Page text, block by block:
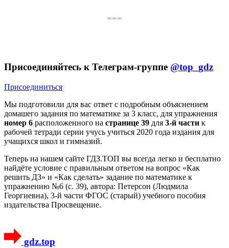
Присоединяйтесь к Телеграм-группе @top_gdz
Присоединиться
Мы подготовили для вас ответ c подробным объяснением
домашего задания по математике за 3 класс, для упражнения
номер 6 расположенного на странице 39 для 3-й части к
рабочей тетради серии учусь учиться 2020 года издания для
учащихся школ и гимназий.
Теперь на нашем сайте ГДЗ.ТОП вы всегда легко и бесплатно
найдёте условие с правильным ответом на вопрос «Как
решить ДЗ» и «Как сделать» задание по математике к
упражнению №6 (с. 39), автора: Петерсон (Людмила
Георгиевна), 3-й части ФГОС (старый) учебного пособия
издательства Просвещение.
gdz.top